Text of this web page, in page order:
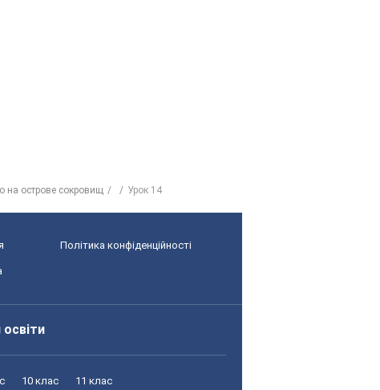
острове сокровищ Урок 14
Політика конфіденційності
10 клас 11 клас